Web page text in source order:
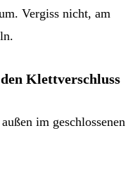
Vergiss nicht, am
Klettverschluss